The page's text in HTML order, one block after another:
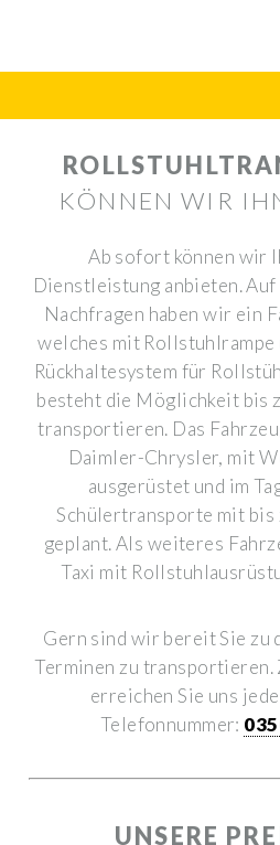
KÖNNEN WIR
Ab sofort können wir
Dienstleistung anbieten.
Nachfragen haben wir ein
welches mit Rollstuhlrampe
Rückhaltesystem für
besteht die Möglichkeit bis
transportieren. Das
Daimler-Chrysler, mit
ausgerüstet und im
Schülertransporte mit bis
geplant. Als weiteres
Taxi mit
Gern sind wir bereit Sie zu
Terminen zu transportieren.
erreichen Sie uns
Telefonnummer:
UNSERE